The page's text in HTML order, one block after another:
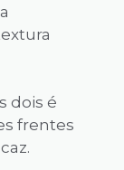
dois é
frentes